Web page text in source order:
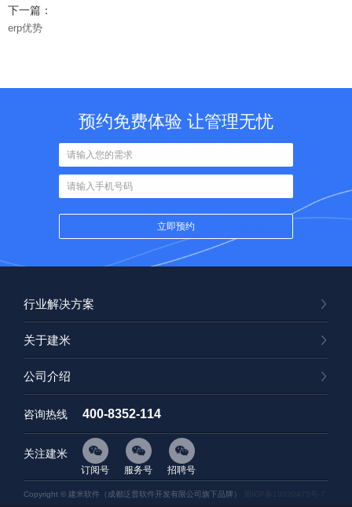
下一篇：
erp优势
预约免费体验 让管理无忧
行业解决方案
关于建米
公司介绍
咨询热线 400-8352-114
关注建米
订阅号 服务号 招聘号
Copyright © 建米软件（成都泛普软件开发有限公司旗下品牌）